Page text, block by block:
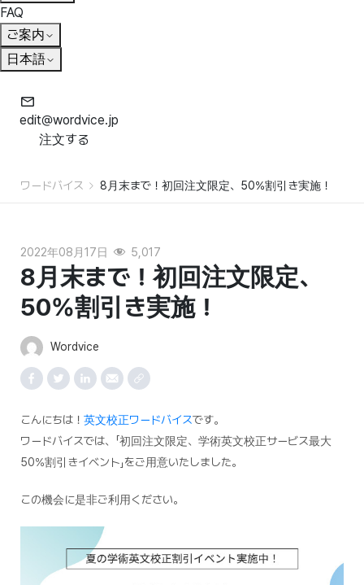
FAQ
ご案内
日本語
edit@wordvice.jp
注文する
ワードバイス 8月末まで！初回注文限定、50%割引き実施！
2022年08月17日 5,017
8月末まで！初回注文限定、
50%割引き実施！
Wordvice
こんにちは！ 英文校正ワードバイスです。
ワードバイスでは、「初回注文限定、学術英文校正サービス最大
50%割引きイベント」をご用意いたしました。
この機会に是非ご利用ください。